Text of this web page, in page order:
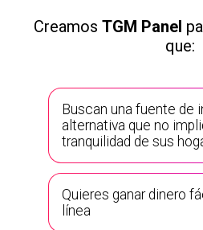
Creamos TGM Panel
que:
Buscan una fuente de
alternativa que no
tranquilidad de sus
Quieres ganar dinero
línea